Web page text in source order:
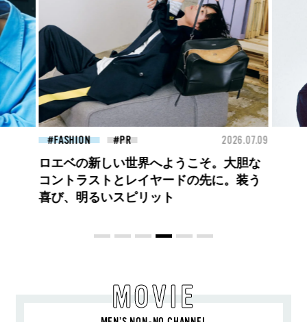
FASHION 2026.07.09
【PRADA × NI-KI(ENHYPEN)】時をかけ
る、ニューモード
MOVIE